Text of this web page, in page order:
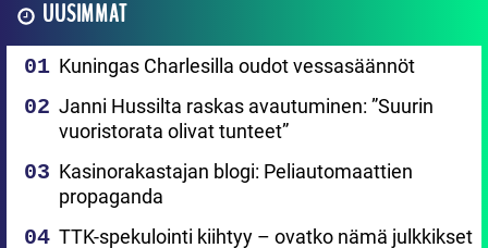
UUSIMMAT
Kuningas Charlesilla oudot vessasäännöt
Janni Hussilta raskas avautuminen: ”Suurin
vuoristorata olivat tunteet”
Kasinorakastajan blogi: Peliautomaattien
propaganda
TTK-spekulointi kiihtyy – ovatko nämä julkkikset